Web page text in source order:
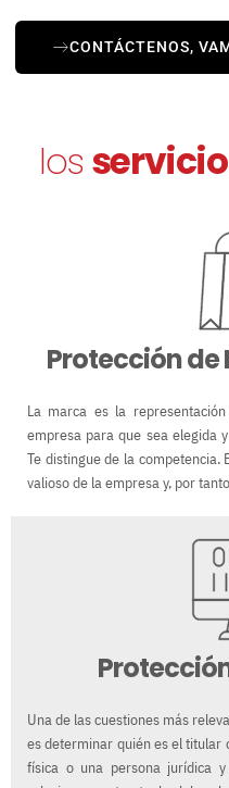
CONTÁCTENOS,
los
Protección de
La marca es la
empresa para que sea elegida
Te distingue de la competencia.
valioso de la empresa y, por
Una de las cuestiones más
es determinar quién es el titular
física o una persona jurídica